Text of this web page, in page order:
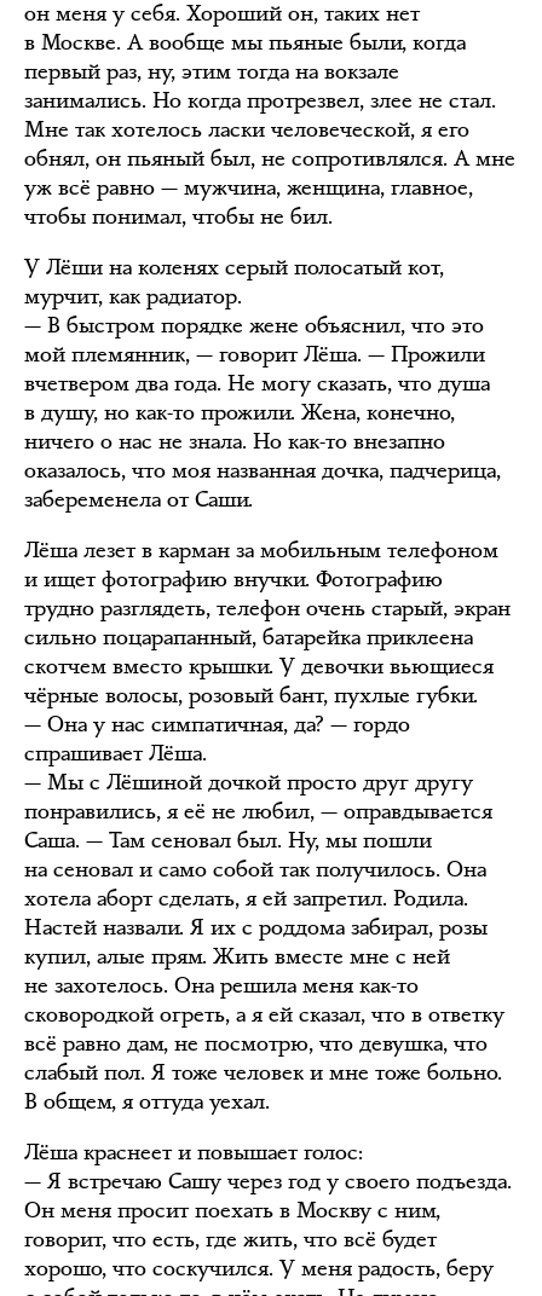
он меня у себя. Хороший он, таких нет
в Москве. А вообще мы пьяные были, когда
первый раз, ну, этим тогда на вокзале
занимались. Но когда протрезвел, злее не стал.
Мне так хотелось ласки человеческой, я его
обнял, он пьяный был, не сопротивлялся. А мне
уж всё равно — мужчина, женщина, главное,
чтобы понимал, чтобы не бил.
У Лёши на коленях серый полосатый кот,
мурчит, как радиатор.
— В быстром порядке жене объяснил, что это
мой племянник, — говорит Лёша. — Прожили
вчетвером два года. Не могу сказать, что душа
в душу, но как-то прожили. Жена, конечно,
ничего о нас не знала. Но как-то внезапно
оказалось, что моя названная дочка, падчерица,
забеременела от Саши.
Лёша лезет в карман за мобильным телефоном
и ищет фотографию внучки. Фотографию
трудно разглядеть, телефон очень старый, экран
сильно поцарапанный, батарейка приклеена
скотчем вместо крышки. У девочки вьющиеся
чёрные волосы, розовый бант, пухлые губки.
— Она у нас симпатичная, да? — гордо
спрашивает Лёша.
— Мы с Лёшиной дочкой просто друг другу
понравились, я её не любил, — оправдывается
Саша. — Там сеновал был. Ну, мы пошли
на сеновал и само собой так получилось. Она
хотела аборт сделать, я ей запретил. Родила.
Настей назвали. Я их с роддома забирал, розы
купил, алые прям. Жить вместе мне с ней
не захотелось. Она решила меня как-то
сковородкой огреть, а я ей сказал, что в ответку
всё равно дам, не посмотрю, что девушка, что
слабый пол. Я тоже человек и мне тоже больно.
В общем, я оттуда уехал.
Лёша краснеет и повышает голос:
— Я встречаю Сашу через год у своего подъезда.
Он меня просит поехать в Москву с ним,
говорит, что есть, где жить, что всё будет
хорошо, что соскучился. У меня радость, беру